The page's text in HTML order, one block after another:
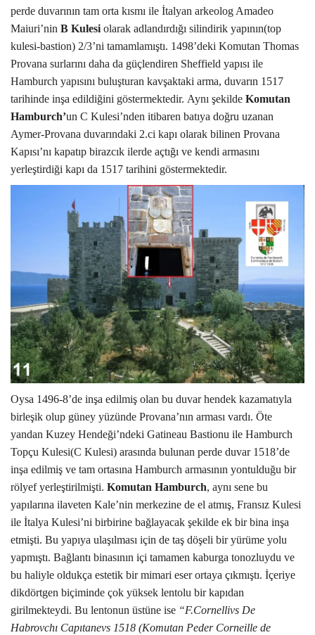
perde duvarının tam orta kısmı ile İtalyan arkeolog Amadeo
Maiuri’nin B Kulesi olarak adlandırdığı silindirik yapının(top
kulesi-bastion) 2/3’ni tamamlamıştı. 1498’deki Komutan Thomas
Provana surlarını daha da güçlendiren Sheffield yapısı ile
Hamburch yapısını buluşturan kavşaktaki arma, duvarın 1517
tarihinde inşa edildiğini göstermektedir. Aynı şekilde Komutan
Hamburch’un C Kulesi’nden itibaren batıya doğru uzanan
Aymer-Provana duvarındaki 2.ci kapı olarak bilinen Provana
Kapısı’nı kapatıp birazcık ilerde açtığı ve kendi armasını
yerleştirdiği kapı da 1517 tarihini göstermektedir.
Oysa 1496-8’de inşa edilmiş olan bu duvar hendek kazamatıyla
birleşik olup güney yüzünde Provana’nın arması vardı. Öte
yandan Kuzey Hendeği’ndeki Gatineau Bastionu ile Hamburch
Topçu Kulesi(C Kulesi) arasında bulunan perde duvar 1518’de
inşa edilmiş ve tam ortasına Hamburch armasının yontulduğu bir
rölyef yerleştirilmişti. Komutan Hamburch, aynı sene bu
yapılarına ilaveten Kale’nin merkezine de el atmış, Fransız Kulesi
ile İtalya Kulesi’ni birbirine bağlayacak şekilde ek bir bina inşa
etmişti. Bu yapıya ulaşılması için de taş döşeli bir yürüme yolu
yapmıştı. Bağlantı binasının içi tamamen kaburga tonozluydu ve
bu haliyle oldukça estetik bir mimari eser ortaya çıkmıştı. İçeriye
dikdörtgen biçiminde çok yüksek lentolu bir kapıdan
girilmekteydi. Bu lentonun üstüne ise “F.Cornellivs De
Habrovchı Capıtanevs 1518 (Komutan Peder Corneille de